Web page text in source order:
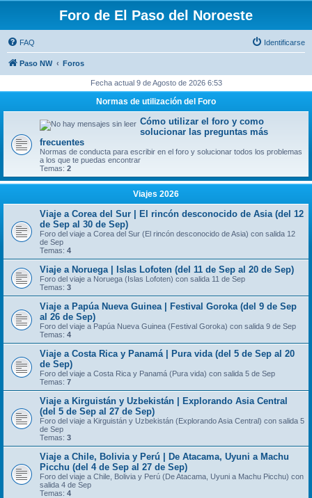
Foro de El Paso del Noroeste
FAQ Identificarse
Paso NW Foros
Fecha actual 9 de Agosto de 2026 6:53
Normas de utilización del Foro
Cómo utilizar el foro y como
solucionar las preguntas más
frecuentes
Normas de conducta para escribir en el foro y solucionar todos los problemas
a los que te puedas encontrar
Temas: 2
Viajes 2026
Viaje a Corea del Sur | El rincón desconocido de Asia (del 12
de Sep al 30 de Sep)
Foro del viaje a Corea del Sur (El rincón desconocido de Asia) con salida 12
de Sep
Temas: 4
Viaje a Noruega | Islas Lofoten (del 11 de Sep al 20 de Sep)
Foro del viaje a Noruega (Islas Lofoten) con salida 11 de Sep
Temas: 3
Viaje a Papúa Nueva Guinea | Festival Goroka (del 9 de Sep
al 26 de Sep)
Foro del viaje a Papúa Nueva Guinea (Festival Goroka) con salida 9 de Sep
Temas: 4
Viaje a Costa Rica y Panamá | Pura vida (del 5 de Sep al 20
de Sep)
Foro del viaje a Costa Rica y Panamá (Pura vida) con salida 5 de Sep
Temas: 7
Viaje a Kirguistán y Uzbekistán | Explorando Asia Central
(del 5 de Sep al 27 de Sep)
Foro del viaje a Kirguistán y Uzbekistán (Explorando Asia Central) con salida 5
de Sep
Temas: 3
Viaje a Chile, Bolivia y Perú | De Atacama, Uyuni a Machu
Picchu (del 4 de Sep al 27 de Sep)
Foro del viaje a Chile, Bolivia y Perú (De Atacama, Uyuni a Machu Picchu) con
salida 4 de Sep
Temas: 4